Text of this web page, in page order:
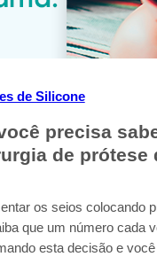
de Silicone
precisa
de prótese
os seios colocando
que um número cada
esta decisão e